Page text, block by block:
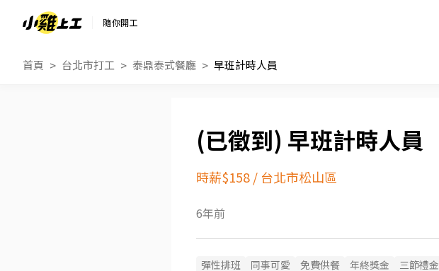
隨你開工
首頁 台北市打工 泰鼎泰式餐廳 早班計時人員
早班計時人員
時薪$158/ 台北市松山區
6年前
彈性排班 同事可愛 免費供餐 年終獎金 三節禮金